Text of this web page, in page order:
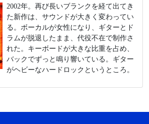
2002年。再び長いブランクを経て出てき
た新作は、サウンドが大きく変わってい
る。ボーカルが女性になり、ギターとド
ラムが脱退したまま、代役不在で制作さ
れた。キーボードが大きな比重を占め、
バックでずっと鳴り響いている。ギター
がヘビーなハードロックというところ。